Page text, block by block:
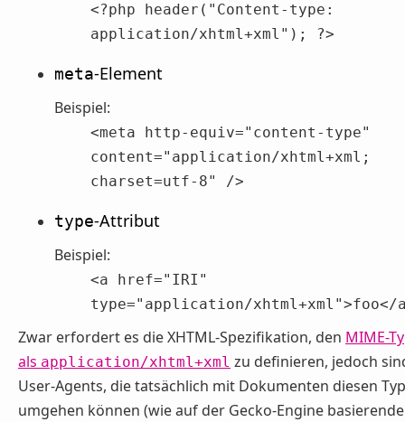
<?php header("Content-type:
application/xhtml+xml"); ?>
meta-Element
Beispiel:
<meta http-equiv="content-type"
content="application/xhtml+xml;
charset=utf-8" />
type-Attribut
Beispiel:
<a href="IRI"
type="application/xhtml+xml">foo</
Zwar erfordert es die XHTML-Spezifikation, den MIME-
als application/xhtml+xml zu definieren, jedoch
User-Agents, die tatsächlich mit Dokumenten diesen
umgehen können (wie auf der Gecko-Engine basierende